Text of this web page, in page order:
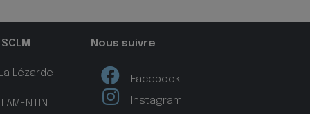
Lézarde
Nous suivre
Facebook
Instagram